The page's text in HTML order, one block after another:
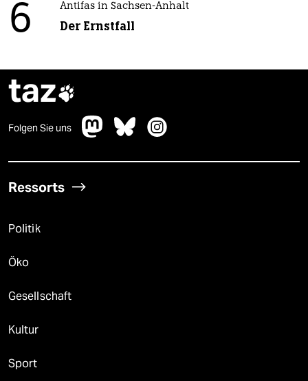
6 Antifas in Sachsen-Anhalt
Der Ernstfall
taz
Folgen Sie uns
Ressorts
Politik
Öko
Gesellschaft
Kultur
Sport